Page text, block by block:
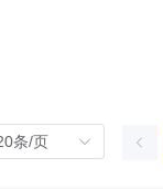
项目（招标编号：06